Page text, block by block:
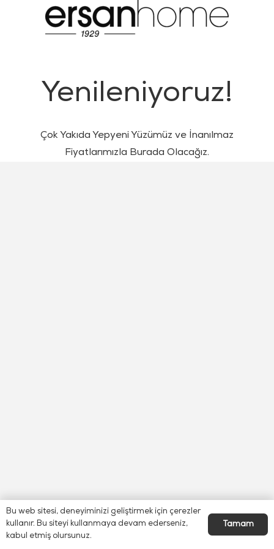
Yenileniyoruz!
Çok Yakıda Yepyeni Yüzümüz ve İnanılmaz
Fiyatlarımızla Burada Olacağız.
Bu web sitesi, deneyiminizi geliştirmek için çerezler
kullanır. Bu siteyi kullanmaya devam ederseniz,
kabul etmiş olursunuz.
Tamam